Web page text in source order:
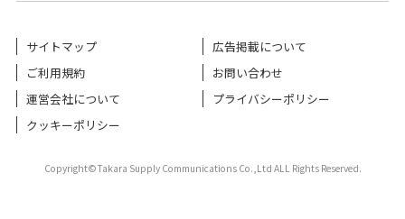
サイトマップ
広告掲載について
ご利用規約
お問い合わせ
運営会社について
プライバシーポリシー
クッキーポリシー
Copyright©Takara Supply Communications Co.,Ltd ALL Rights Reserved.